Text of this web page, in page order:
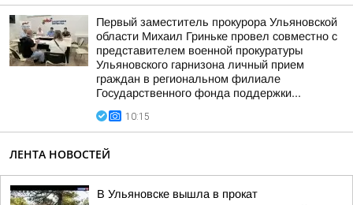
Первый заместитель прокурора Ульяновской
области Михаил Гриньке провел совместно с
представителем военной прокуратуры
Ульяновского гарнизона личный прием
граждан в региональном филиале
Государственного фонда поддержки...
10:15
ЛЕНТА НОВОСТЕЙ
В Ульяновске вышла в прокат